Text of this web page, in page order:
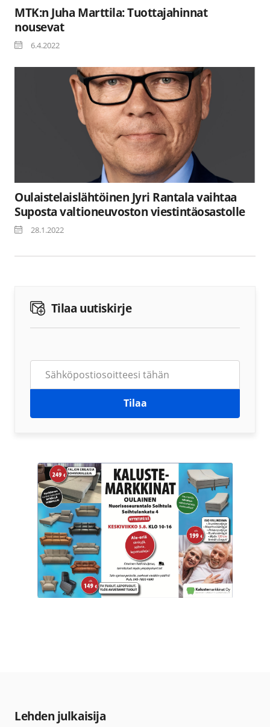
MTK:n Juha Marttila: Tuottajahinnat
nousevat
6.4.2022
Oulaistelaislähtöinen Jyri Rantala vaihtaa
Suposta valtioneuvoston viestintäosastolle
28.1.2022
Tilaa uutiskirje
Tilaa
Lehden julkaisija